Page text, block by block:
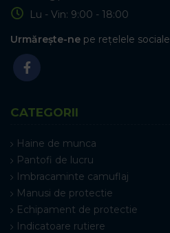
Lu - Vin: 9:00 - 18:00
Urmărește-ne pe rețelele sociale
CATEGORII
Haine de munca
Pantofi de lucru
Imbracaminte camuflaj
Manusi de protectie
Echipament de protectie
Indicatoare rutiere